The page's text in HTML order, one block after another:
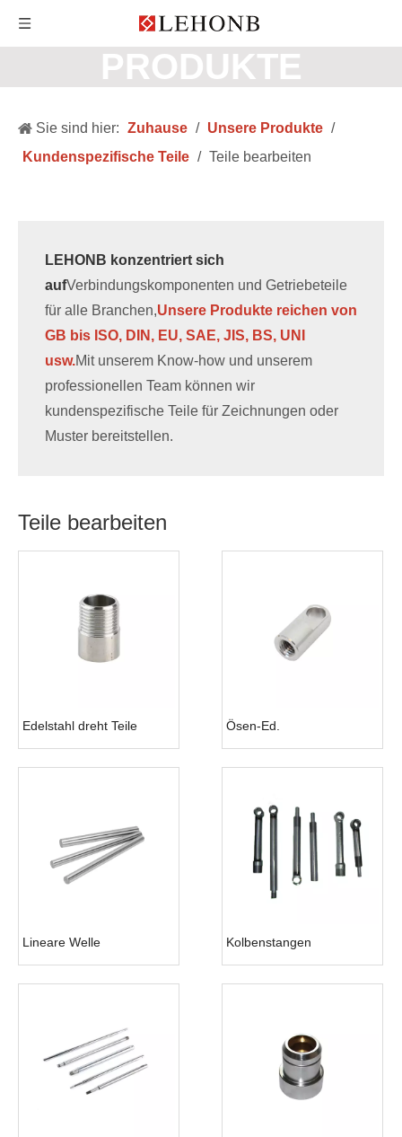
PRODUKTE
Sie sind hier: Zuhause / Unsere Produkte /
Kundenspezifische Teile / Teile bearbeiten
LEHONB konzentriert sich
aufVerbindungskomponenten und Getriebeteile
für alle Branchen,Unsere Produkte reichen von
GB bis ISO, DIN, EU, SAE, JIS, BS, UNI
usw.Mit unserem Know-how und unserem
professionellen Team können wir
kundenspezifische Teile für Zeichnungen oder
Muster bereitstellen.
Teile bearbeiten
Edelstahl dreht Teile Ösen-Ed.
Lineare Welle Kolbenstangen